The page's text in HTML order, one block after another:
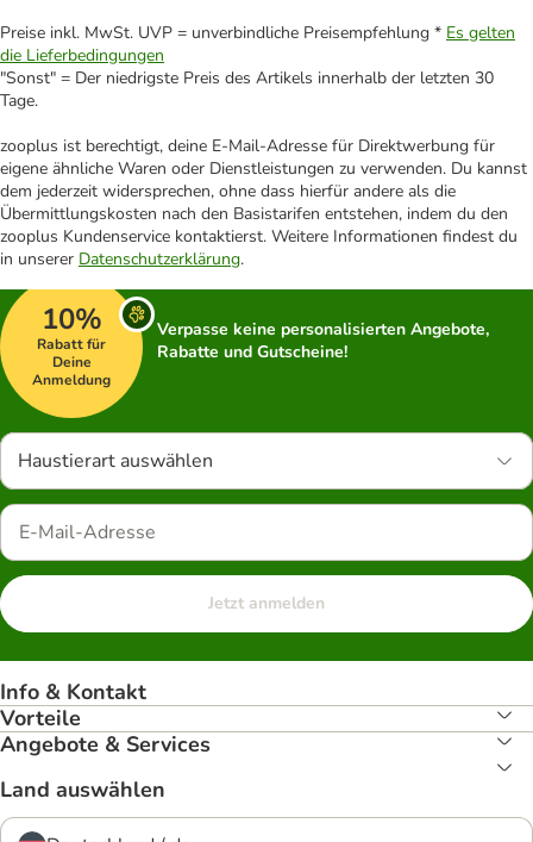
Preise inkl. MwSt. UVP = unverbindliche Preisempfehlung * Es gelten
die Lieferbedingungen
"Sonst" = Der niedrigste Preis des Artikels innerhalb der letzten 30
Tage.
zooplus ist berechtigt, deine E-Mail-Adresse für Direktwerbung für
eigene ähnliche Waren oder Dienstleistungen zu verwenden. Du kannst
dem jederzeit widersprechen, ohne dass hierfür andere als die
Übermittlungskosten nach den Basistarifen entstehen, indem du den
zooplus Kundenservice kontaktierst. Weitere Informationen findest du
in unserer Datenschutzerklärung.
10%
Rabatt für
Deine
Anmeldung
Verpasse keine personalisierten Angebote,
Rabatte und Gutscheine!
Haustierart auswählen
Jetzt anmelden
Info & Kontakt
Vorteile
Angebote & Services
Land auswählen